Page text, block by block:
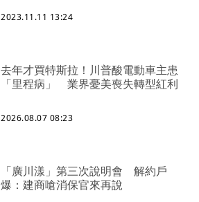
2023.11.11 13:24
去年才買特斯拉！川普酸電動車主患
「里程病」 業界憂美喪失轉型紅利
2026.08.07 08:23
「廣川漾」第三次說明會 解約戶
爆：建商嗆消保官來再說